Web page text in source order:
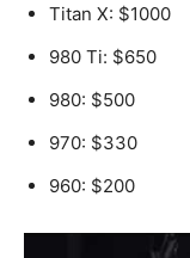
Titan X: $1000
980 Ti: $650
980: $500
970: $330
960: $200